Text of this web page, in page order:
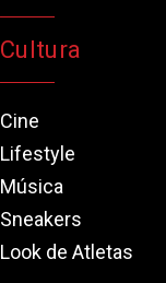
Cultura
Cine
Lifestyle
Música
Sneakers
Look de Atletas